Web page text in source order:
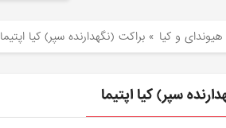
هیوندای و کیا »براکت (نگهدارنده سپر) کیا اپتیما
سپر) کیا اپتیما